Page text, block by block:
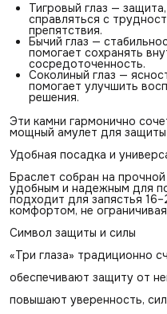
Тигровый глаз —
справляться с
препятствия.
Бычий глаз —
помогает сохранять
сосредоточенность.
Соколиный глаз —
помогает улучшить
решения.
Эти камни гармонично
мощный амулет для защиты
Удобная посадка и
Браслет собран на
удобным и надежным для
подходит для запястья
комфортом, не
Символ защиты и силы
«Три глаза» традиционно
обеспечивают защиту от
повышают уверенность,